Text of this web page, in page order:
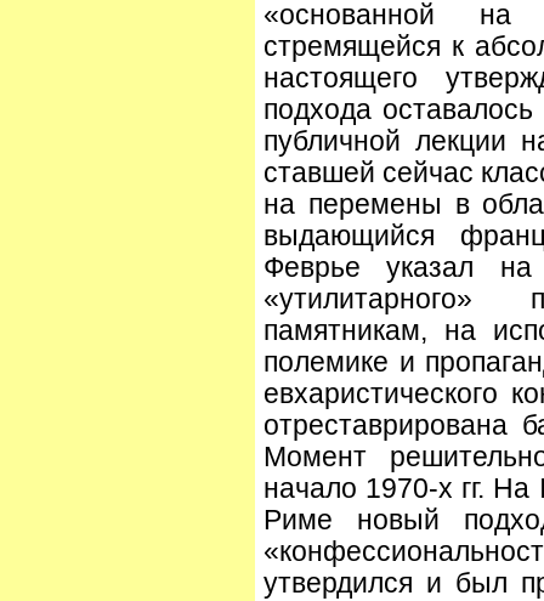
«основанной на
стремящейся к
настоящего
подхода
публичной лекции
ставшей сейчас
на перемены в
выдающийся
Феврье указал на
памятникам, на
полемике и
евхаристического
отреставрирована
Момент
начало 1970-х гг.
Риме новый
утвердился и был